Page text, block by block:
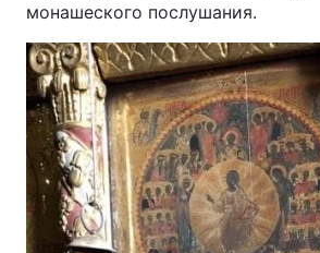
монашеского послушания.